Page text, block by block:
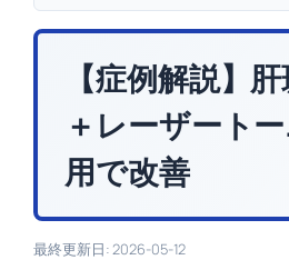
【症例解説】
＋レーザート
用で改善
最終更新日: 2026-05-12